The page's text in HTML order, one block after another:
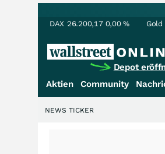
DAX 26.200,17 0,00% Gold
Depot
Aktien Community
NEWS TICKER